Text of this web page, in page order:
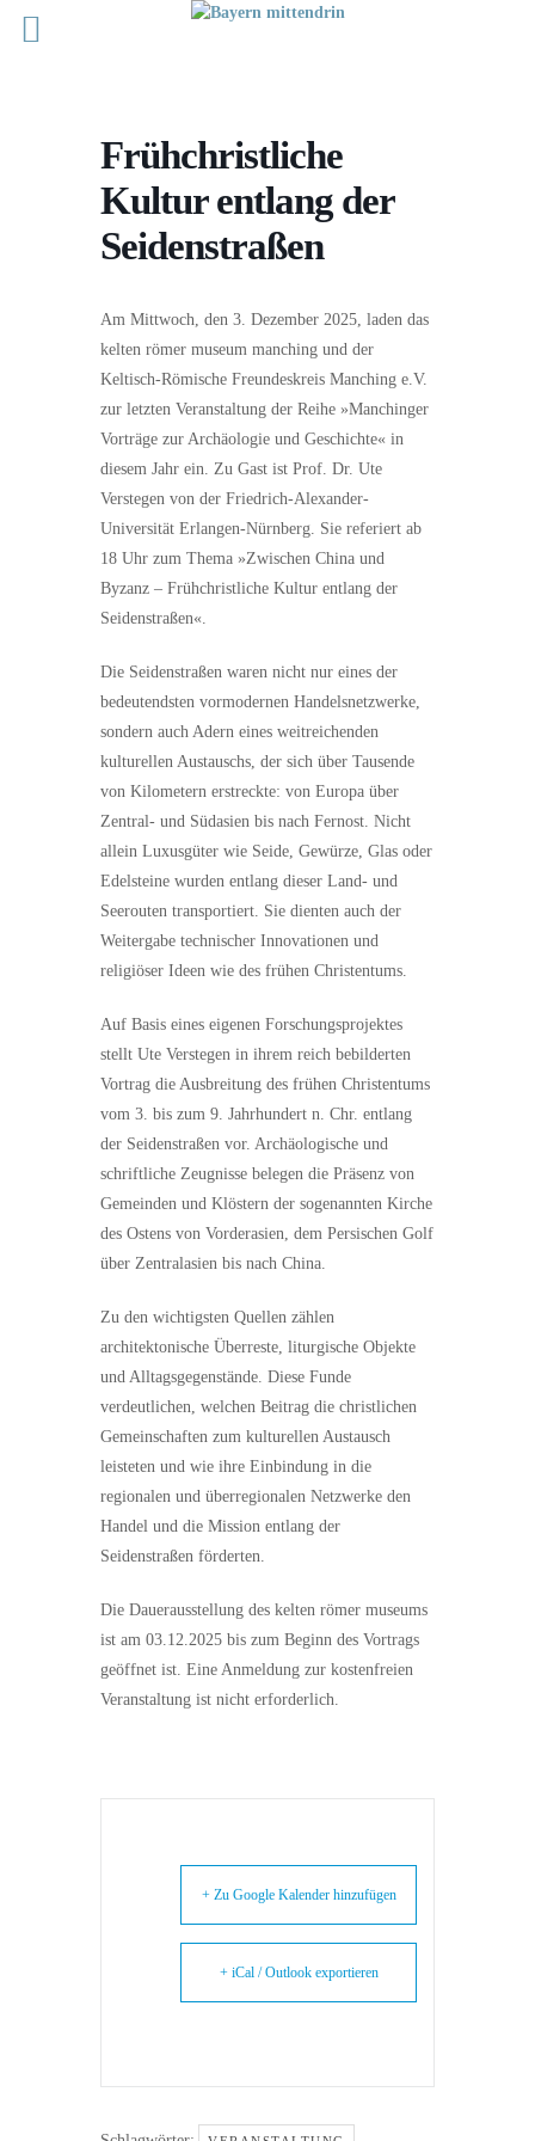
Frühchristliche
Kultur entlang der
Seidenstraßen
Am Mittwoch, den 3. Dezember 2025, laden das
kelten römer museum manching und der
Keltisch-Römische Freundeskreis Manching e.V.
zur letzten Veranstaltung der Reihe »Manchinger
Vorträge zur Archäologie und Geschichte« in
diesem Jahr ein. Zu Gast ist Prof. Dr. Ute
Verstegen von der Friedrich-Alexander-
Universität Erlangen-Nürnberg. Sie referiert ab
18 Uhr zum Thema »Zwischen China und
Byzanz – Frühchristliche Kultur entlang der
Seidenstraßen«.
Die Seidenstraßen waren nicht nur eines der
bedeutendsten vormodernen Handelsnetzwerke,
sondern auch Adern eines weitreichenden
kulturellen Austauschs, der sich über Tausende
von Kilometern erstreckte: von Europa über
Zentral- und Südasien bis nach Fernost. Nicht
allein Luxusgüter wie Seide, Gewürze, Glas oder
Edelsteine wurden entlang dieser Land- und
Seerouten transportiert. Sie dienten auch der
Weitergabe technischer Innovationen und
religiöser Ideen wie des frühen Christentums.
Auf Basis eines eigenen Forschungsprojektes
stellt Ute Verstegen in ihrem reich bebilderten
Vortrag die Ausbreitung des frühen Christentums
vom 3. bis zum 9. Jahrhundert n. Chr. entlang
der Seidenstraßen vor. Archäologische und
schriftliche Zeugnisse belegen die Präsenz von
Gemeinden und Klöstern der sogenannten Kirche
des Ostens von Vorderasien, dem Persischen Golf
über Zentralasien bis nach China.
Zu den wichtigsten Quellen zählen
architektonische Überreste, liturgische Objekte
und Alltagsgegenstände. Diese Funde
verdeutlichen, welchen Beitrag die christlichen
Gemeinschaften zum kulturellen Austausch
leisteten und wie ihre Einbindung in die
regionalen und überregionalen Netzwerke den
Handel und die Mission entlang der
Seidenstraßen förderten.
Die Dauerausstellung des kelten römer museums
ist am 03.12.2025 bis zum Beginn des Vortrags
geöffnet ist. Eine Anmeldung zur kostenfreien
Veranstaltung ist nicht erforderlich.
+ Zu Google Kalender hinzufügen
+ iCal / Outlook exportieren